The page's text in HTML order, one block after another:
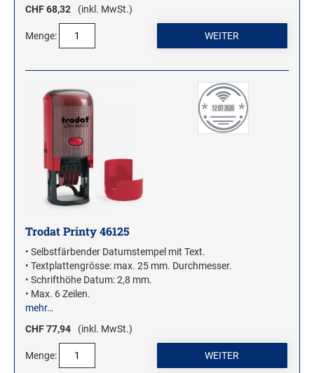
CHF 68,32
(inkl. MwSt.)
Menge:
Trodat Printy 46125
• Selbstfärbender Datumstempel mit Text.
• Textplattengrösse: max. 25 mm. Durchmesser.
• Schrifthöhe Datum: 2,8 mm.
• Max. 6 Zeilen.
mehr…
CHF 77,94
(inkl. MwSt.)
Menge: